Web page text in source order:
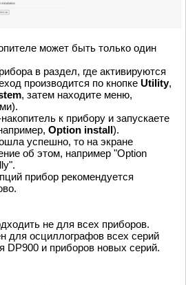
может быть только один
в раздел, где активируются
производится по кнопке Utility,
, затем находите меню,
к прибору и запускаете
Option install ).
успешно, то на экране
об этом, например "Option
прибор рекомендуется
не для всех приборов.
для осциллографов всех серий
DP900 и приборов новых серий.